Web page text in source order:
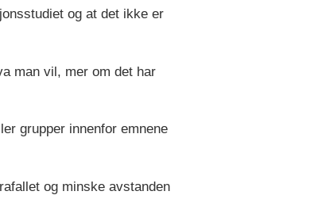
og at det ikke er
man vil, mer om det har
grupper innenfor emnene
og minske avstanden